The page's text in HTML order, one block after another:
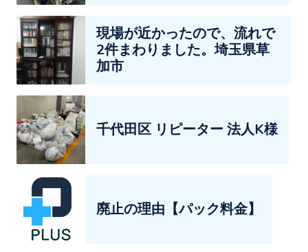
現場が近かったので、流れで
2件まわりました。埼玉県草
加市
千代田区 リピーター 法人K様
廃止の理由【パック料金】